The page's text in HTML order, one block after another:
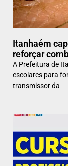
Itanhaém
reforçar
A Prefeitura de
escolares para
transmissor da